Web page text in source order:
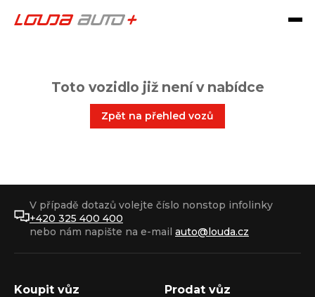
Toto vozidlo již není v nabídce
Zpět na přehled vozů
V případě dotazů volejte číslo nonstop infolinky
+420 325 400 400
nebo nám napište na e-mail auto@louda.cz
Koupit vůz Prodat vůz